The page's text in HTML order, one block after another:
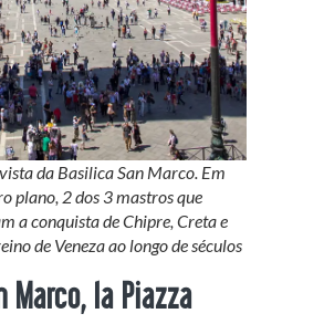
da Basilica San Marco. Em
plano, 2 dos 3 mastros que
a conquista de Chipre, Creta e
de Veneza ao longo de séculos
Marco, la Piazza